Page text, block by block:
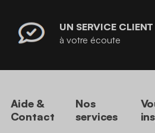
UN SERVICE CLIENT
à votre écoute
Aide &
Contact
Nos
services